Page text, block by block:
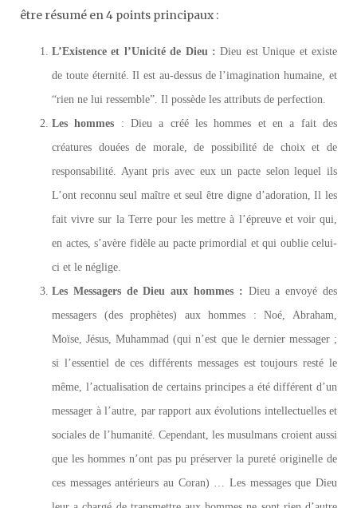
être résumé en 4 points principaux :
L’Existence et l’Unicité de Dieu : Dieu est Unique et existe
de toute éternité. Il est au-dessus de l’imagination humaine, et
“rien ne lui ressemble”. Il possède les attributs de perfection.
Les hommes : Dieu a créé les hommes et en a fait des
créatures douées de morale, de possibilité de choix et de
responsabilité. Ayant pris avec eux un pacte selon lequel ils
L’ont reconnu seul maître et seul être digne d’adoration, Il les
fait vivre sur la Terre pour les mettre à l’épreuve et voir qui,
en actes, s’avère fidèle au pacte primordial et qui oublie celui-
ci et le néglige.
Les Messagers de Dieu aux hommes : Dieu a envoyé des
messagers (des prophètes) aux hommes : Noé, Abraham,
Moïse, Jésus, Muhammad (qui n’est que le dernier messager ;
si l’essentiel de ces différents messages est toujours resté le
même, l’actualisation de certains principes a été différent d’un
messager à l’autre, par rapport aux évolutions intellectuelles et
sociales de l’humanité. Cependant, les musulmans croient aussi
que les hommes n’ont pas pu préserver la pureté originelle de
ces messages antérieurs au Coran) … Les messages que Dieu